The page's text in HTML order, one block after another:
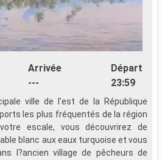
Arrivée
---
Départ
23:59
ville de l'est de la République
les plus fréquentés de la région
escale, vous découvrirez de
blanc aux eaux turquoise et vous
l?ancien village de pêcheurs de